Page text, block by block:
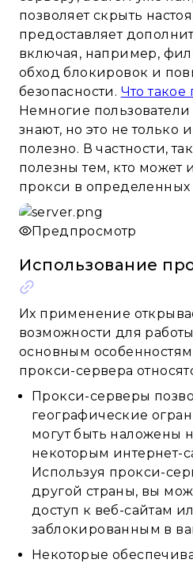
позволяет скрыть
предоставляет
включая, например,
обход блокировок и
безопасности. Что
Немногие
знают, но это не только
полезно. В частности,
полезны тем, кто может
прокси в определенных
Предпросмотр
Использование
Их применение
возможности для
основным
прокси-сервера
Прокси-серверы
географические
могут быть наложены
некоторым интернет-
Используя прокси-
другой страны, вы
доступ к веб-сайтам
заблокированным в
Некоторые